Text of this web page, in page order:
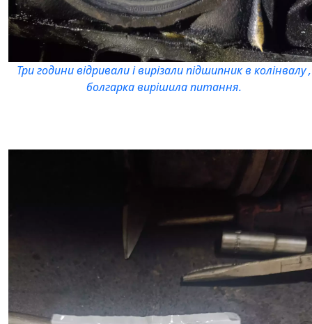
Три години відривали і вирізали підшипник в колінвалу ,
болгарка вирішила питання.